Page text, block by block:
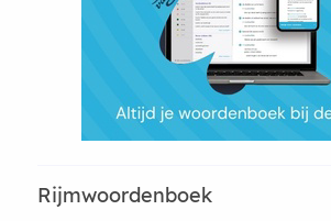
Rijmwoordenboek